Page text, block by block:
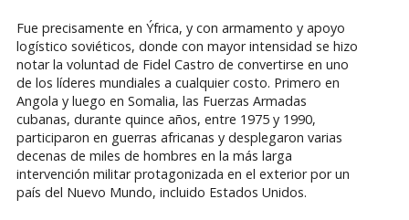
Fue precisamente en Ýfrica, y con armamento y apoyo
logístico soviéticos, donde con mayor intensidad se hizo
notar la voluntad de Fidel Castro de convertirse en uno
de los líderes mundiales a cualquier costo. Primero en
Angola y luego en Somalia, las Fuerzas Armadas
cubanas, durante quince años, entre 1975 y 1990,
participaron en guerras africanas y desplegaron varias
decenas de miles de hombres en la más larga
intervención militar protagonizada en el exterior por un
país del Nuevo Mundo, incluido Estados Unidos.